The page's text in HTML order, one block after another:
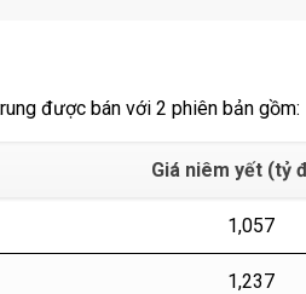
được bán với 2 phiên bản gồm:
Giá niêm yết (tỷ
1,057
1,237